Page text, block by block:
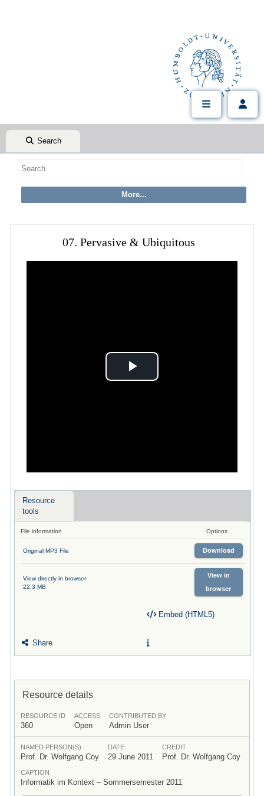
Search
07. Pervasive & Ubiquitous
Play
Resource
tools
File information Options
Original MP3 File Download
View directly in browser
22.3 MB
View in
browser
Share
Embed (HTML5)
Resource details
RESOURCE ID
360
ACCESS
Open
CONTRIBUTED BY
Admin User
NAMED PERSON(S)
Prof. Dr. Wolfgang Coy
DATE
29 June 2011
CREDIT
Prof. Dr. Wolfgang Coy
CAPTION
Informatik im Kontext – Sommersemester 2011